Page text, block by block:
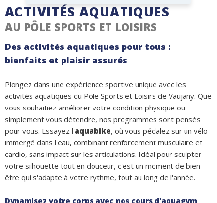
ACTIVITÉS AQUATIQUES
AU PÔLE SPORTS ET LOISIRS
Des activités aquatiques pour tous :
bienfaits et plaisir assurés
Plongez dans une expérience sportive unique avec les
activités aquatiques du Pôle Sports et Loisirs de Vaujany. Que
vous souhaitiez améliorer votre condition physique ou
simplement vous détendre, nos programmes sont pensés
pour vous. Essayez l'aquabike, où vous pédalez sur un vélo
immergé dans l'eau, combinant renforcement musculaire et
cardio, sans impact sur les articulations. Idéal pour sculpter
votre silhouette tout en douceur, c'est un moment de bien-
être qui s'adapte à votre rythme, tout au long de l'année.
Dynamisez votre corps avec nos cours d'aquagym